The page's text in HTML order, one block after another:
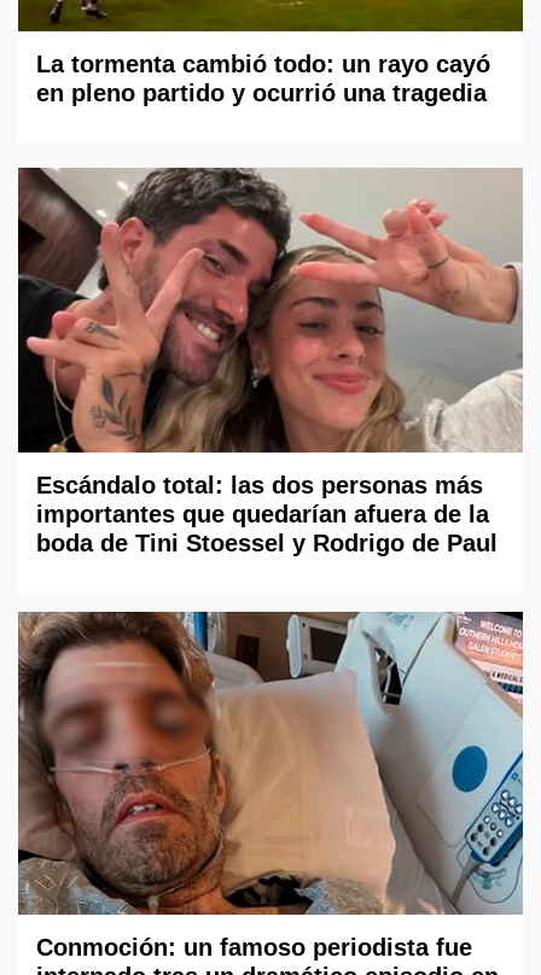
La tormenta cambió todo: un rayo cayó
en pleno partido y ocurrió una tragedia
Escándalo total: las dos personas más
importantes que quedarían afuera de la
boda de Tini Stoessel y Rodrigo de Paul
Conmoción: un famoso periodista fue